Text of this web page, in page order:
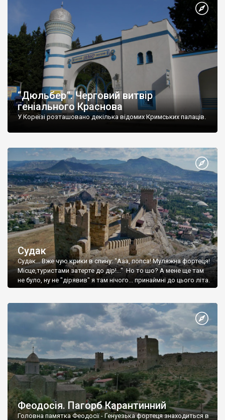
“Дюльбер”. Черговий витвір
геніального Краснова
У Кореїзі розташовано декілька відомих Кримських палаців.
Судак
Судак... Вже чую крики в спину: "Ааа, попса! Муляжна фортеця!
Місце,туристами затерте до дір!..." Но то шо? А мене ще там
не було, ну не "дірявив" я там нічого... принаймні до цього літа.
Феодосія. Пагорб Карантинний
Головна памятка Феодосії - Генуезька фортеця знаходиться в